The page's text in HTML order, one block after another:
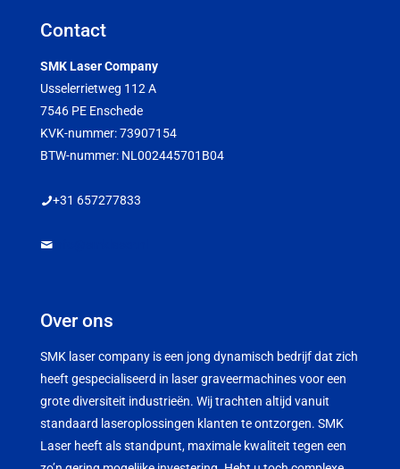
Contact
SMK Laser Company
Usselerrietweg 112 A
7546 PE Enschede
KVK-nummer: 73907154
BTW-nummer: NL002445701B04
+31 657277833
Over ons
SMK laser company is een jong dynamisch bedrijf dat zich
heeft gespecialiseerd in laser graveermachines voor een
grote diversiteit industrieën. Wij trachten altijd vanuit
standaard laseroplossingen klanten te ontzorgen. SMK
Laser heeft als standpunt, maximale kwaliteit tegen een